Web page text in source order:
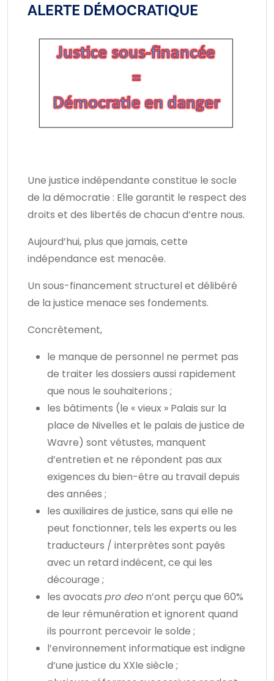
ALERTE DÉMOCRATIQUE
Une justice indépendante constitue le socle
de la démocratie : Elle garantit le respect des
droits et des libertés de chacun d’entre nous.
Aujourd’hui, plus que jamais, cette
indépendance est menacée.
Un sous-financement structurel et délibéré
de la justice menace ses fondements.
Concrètement,
le manque de personnel ne permet pas
de traiter les dossiers aussi rapidement
que nous le souhaiterions ;
les bâtiments (le « vieux » Palais sur la
place de Nivelles et le palais de justice de
Wavre) sont vétustes, manquent
d’entretien et ne répondent pas aux
exigences du bien-être au travail depuis
des années ;
les auxiliaires de justice, sans qui elle ne
peut fonctionner, tels les experts ou les
traducteurs / interprètes sont payés
avec un retard indécent, ce qui les
décourage ;
les avocats pro deo n’ont perçu que 60%
de leur rémunération et ignorent quand
ils pourront percevoir le solde ;
l’environnement informatique est indigne
d’une justice du XXIe siècle ;